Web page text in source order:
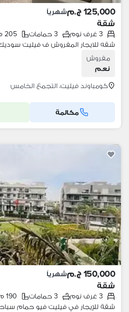
125,000 ج.م شهرياً
شقة
3 غرف نوم 3 حمامات
205 م٢
شقه للايجار المفروش ف فيليت سوديك 3
مفروش
نعم
كومباوند فيليت، التجمع الخامس
مكالمة
150,000 ج.م شهرياً
شقة
3 غرف نوم 3 حمامات
190 م٢
شقة للإيجار في فيليت فيو حمام